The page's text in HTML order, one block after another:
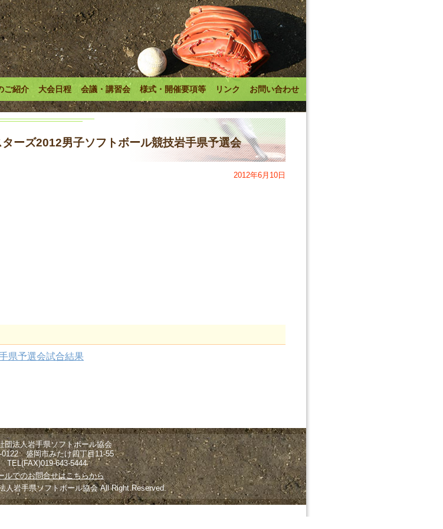
ご紹介 大会日程 会議・講習会 様式・開催要項等 リンク お問い合わせ
ーズ2012男子ソフトボール競技岩手県予選会
2012年6月10日
県予選会試合結果
団法人岩手県ソフトボール協会
0122 盛岡市みたけ四丁目11-55
TEL(FAX)019-643-5444
ルでのお問合せはこちらから
人岩手県ソフトボール協会 All Right Reserved.